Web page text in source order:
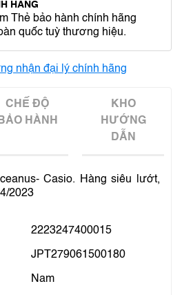
HÃNG
Thẻ bảo hành chính hãng
quốc tuỳ thương hiệu.
nhận đại lý chính hãng
CHẾ ĐỘ
BẢO HÀNH
KHO
HƯỚNG
DẪN
Casio. Hàng siêu lướt,
2023
2223247400015
JPT279061500180
Nam